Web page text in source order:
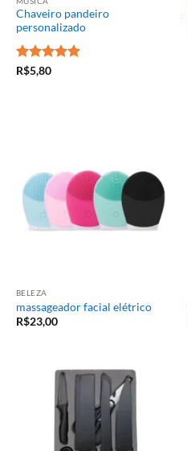
Chaveiro pandeiro
personalizado
Avaliação
R$5,80
BELEZA
massageador facial elétrico
R$23,00